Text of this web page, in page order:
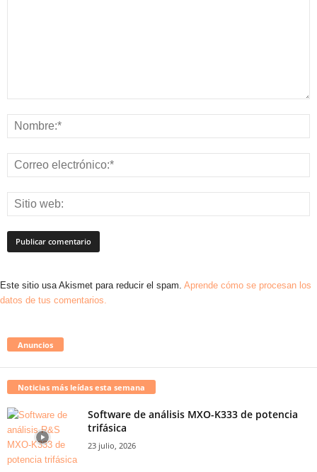
Este sitio usa Akismet para reducir el spam. Aprende cómo se procesan los
datos de tus comentarios.
Anuncios
Noticias más leídas esta semana
Software de análisis MXO-K333 de potencia
trifásica
23 julio, 2026